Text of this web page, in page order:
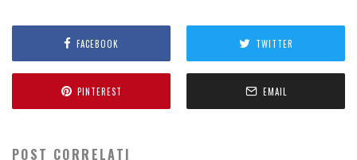
FACEBOOK TWITTER
PINTEREST EMAIL
POST CORRELATI